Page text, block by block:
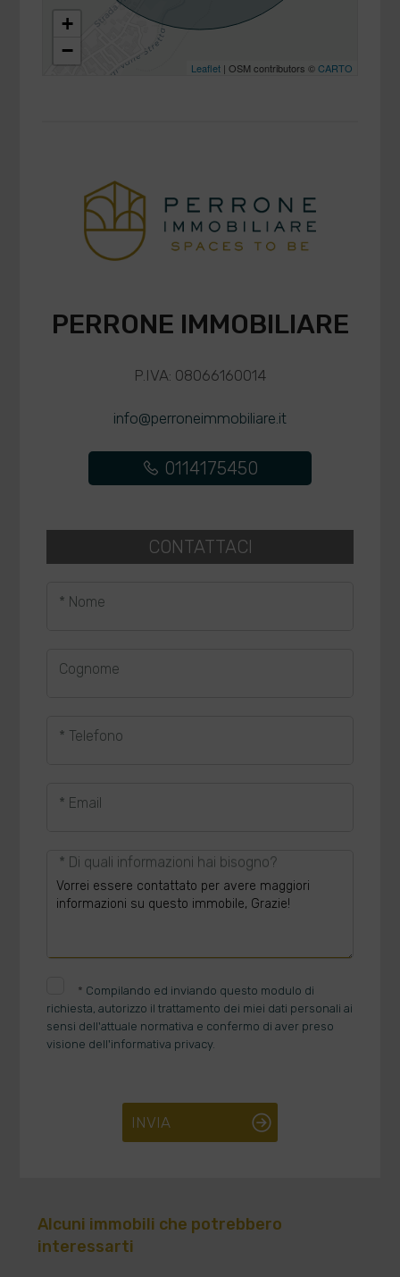
+
−
Leaflet| OSM contributors ©CARTO
PERRONE IMMOBILIARE
P.IVA: 08066160014
info@perroneimmobiliare.it
0114175450
CONTATTACI
* Nome
Cognome
* Telefono
* Email
* Di quali informazioni hai bisogno?
* Compilando ed inviando questo modulo di
richiesta, autorizzo il trattamento dei miei dati personali ai
sensi dell'attuale normativa e confermo di aver preso
visione dell'informativa privacy.
INVIA
Alcuni immobili che potrebbero
interessarti